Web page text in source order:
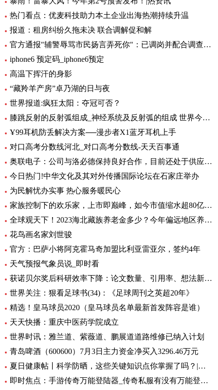
热门看点：优麦科技助力本土企业出海热潮持续升温
报道：租房纠纷久拖未决 联合调解促和解
官方通报"辅警辱骂市民扬言弄死你"：已调岗并配合调查-当前聚焦
iphone6 预定码_iphone6预定
高温下挥汗的身影
“藏羚羊产房”卓乃湖的日与夜
世界报道:疯狂太阳：夺冠可否？
膝跳反射的反射弧组成_神经系统及反射弧的组成 世界今日讯
Ұ99耳机防丢解决方案──漫步者X1蓝牙耳机上手
对口高考分数线河北_对口高考分数线-天天百事通
奥联电子：公司与洛必德保持良好合作，目前还处于供应部分零部件阶段，对公司业绩影响不大_短讯
今日热门!中华文化及其对外传播国际论坛在石家庄举办
为民解忧办实事 热心服务暖民心
家族控制下的欢乐家，上市即巅峰，如今市值缩水超80亿元|世界今头条
全球观天下！2023海北藏族养老金多少？今年偏远地区养老金如何调整？
花鸟画名家刘世骏
官方：巴萨小将阿克霍马奇加盟比利亚雷亚尔，签约4年
天气预报气象员说_即时看
获诺贝尔奖后科研效率下降：论文数量、引用率、想法新颖程度都下降_世界实时
世界关注：狠看足球书(34)：《足球周刊之英超20年》
精选！皇马球员2020（皇马球员名单最新首发阵容是谁）
天天快播：重庆中医药学院成立
世界时讯：雅兰道、紫薇道、鹏展道道路维修已纳入计划
青岛啤酒（600600）7月3日主力资金净买入3296.46万元
夏日健康帖丨科学防晒，这些关键知识点你掌握了吗？|世界观察
即时焦点：手游传奇万能登陆器_传奇私服有没有万能登录器